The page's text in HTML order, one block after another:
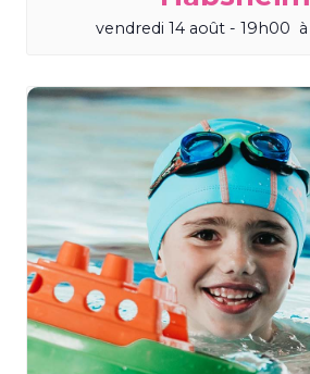
vendredi 14 août - 19h00 à